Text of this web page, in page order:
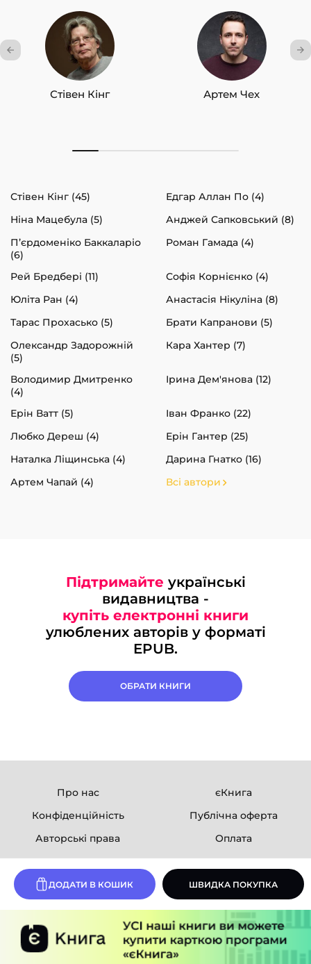
ДОДАТИ В КОШИК ШВИДКА ПОКУПКА
Стівен Кінг Артем Чех
Стівен Кінг (45)
Едгар Аллан По (4)
Ніна Мацебула (5)
Анджей Сапковський (8)
П’єрдоменіко Баккаларіо
(6)
Роман Гамада (4)
Рей Бредбері (11)
Софія Корнієнко (4)
Юліта Ран (4)
Анастасія Нікуліна (8)
Тарас Прохасько (5)
Брати Капранови (5)
Олександр Задорожній
(5)
Кара Хантер (7)
Володимир Дмитренко
(4)
Ірина Дем'янова (12)
Ерін Ватт (5)
Іван Франко (22)
Любко Дереш (4)
Ерін Гантер (25)
Наталка Ліщинська (4)
Дарина Гнатко (16)
Артем Чапай (4)
Всі автори
Підтримайте українські
видавництва -
купіть електронні книги
улюблених авторів у форматі
EPUB.
ОБРАТИ КНИГИ
Про нас
єКнига
Конфіденційність
Публічна оферта
Авторські права
Оплата
Розробка сайту